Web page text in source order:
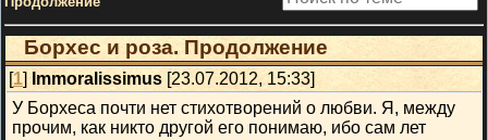
Борхес и роза. Продолжение
[1] Immoralissimus [23.07.2012, 15:33]
У Борхеса почти нет стихотворений о любви. Я, между
прочим, как никто другой его понимаю, ибо сам лет